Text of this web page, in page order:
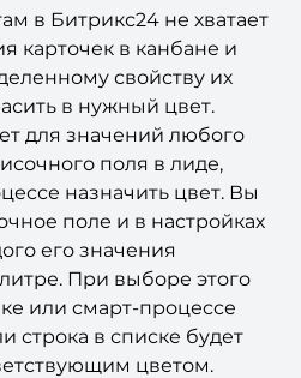
в Битрикс24 не хватает
карточек в канбане и
свойству их
в нужный цвет.
для значений любого
поля в лиде,
назначить цвет. Вы
поле и в настройках
его значения
При выборе этого
или смарт-процессе
строка в списке будет
цветом.